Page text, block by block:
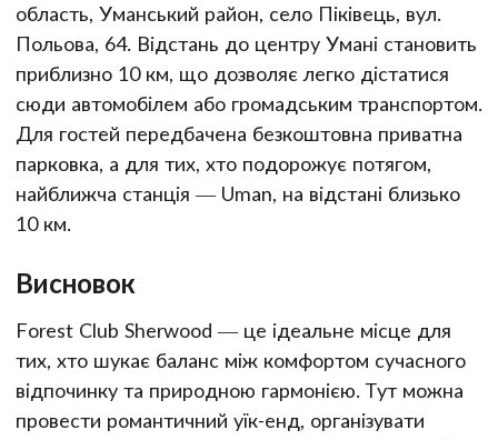
область, Уманський район, село Піківець, вул.
Польова, 64. Відстань до центру Умані становить
приблизно 10 км, що дозволяє легко дістатися
сюди автомобілем або громадським транспортом.
Для гостей передбачена безкоштовна приватна
парковка, а для тих, хто подорожує потягом,
найближча станція — Uman, на відстані близько
10 км.
Висновок
Forest Club Sherwood — це ідеальне місце для
тих, хто шукає баланс між комфортом сучасного
відпочинку та природною гармонією. Тут можна
провести романтичний уїк-енд, організувати